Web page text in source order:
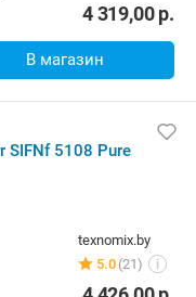
4 319,00р.
В магазин
SIFNf 5108 Pure
texnomix.by
5.0 (21) i